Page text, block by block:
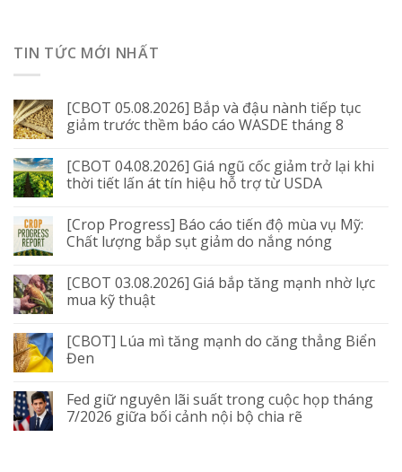
TIN TỨC MỚI NHẤT
[CBOT 05.08.2026] Bắp và đậu nành tiếp tục
giảm trước thềm báo cáo WASDE tháng 8
[CBOT 04.08.2026] Giá ngũ cốc giảm trở lại khi
thời tiết lấn át tín hiệu hỗ trợ từ USDA
[Crop Progress] Báo cáo tiến độ mùa vụ Mỹ:
Chất lượng bắp sụt giảm do nắng nóng
[CBOT 03.08.2026] Giá bắp tăng mạnh nhờ lực
mua kỹ thuật
[CBOT] Lúa mì tăng mạnh do căng thẳng Biển
Đen
Fed giữ nguyên lãi suất trong cuộc họp tháng
7/2026 giữa bối cảnh nội bộ chia rẽ